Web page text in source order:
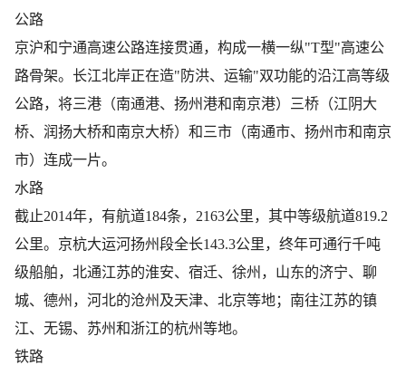
公路
京沪和宁通高速公路连接贯通，构成一横一纵"T型"高速公
路骨架。长江北岸正在造"防洪、运输"双功能的沿江高等级
公路，将三港（南通港、扬州港和南京港）三桥（江阴大
桥、润扬大桥和南京大桥）和三市（南通市、扬州市和南京
市）连成一片。
水路
截止2014年，有航道184条，2163公里，其中等级航道819.2
公里。京杭大运河扬州段全长143.3公里，终年可通行千吨
级船舶，北通江苏的淮安、宿迁、徐州，山东的济宁、聊
城、德州，河北的沧州及天津、北京等地；南往江苏的镇
江、无锡、苏州和浙江的杭州等地。
铁路